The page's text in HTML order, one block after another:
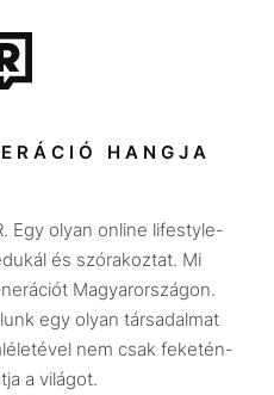
HANGJA
Egy olyan online lifestyle-
és szórakoztat. Mi
Magyarországon.
egy olyan társadalmat
nem csak feketén-
a világot.